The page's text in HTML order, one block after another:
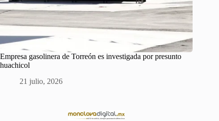
Empresa gasolinera de Torreón es investigada por presunto
huachicol
21 julio, 2026